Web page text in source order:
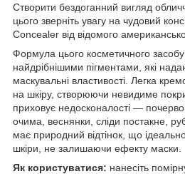
Створити бездоганний вигляд
цього зверніть увагу на чудовий
Concealer від відомого
Формула цього косметичного
найдрібнішими пігментами, які
маскувальні властивості. Легка
на шкіру, створюючи невидиме
приховує недосконалості —
очима, веснянки, сліди постакне,
має природний відтінок, що
шкіри, не залишаючи ефекту маски.
Як користуватися: нанесіть